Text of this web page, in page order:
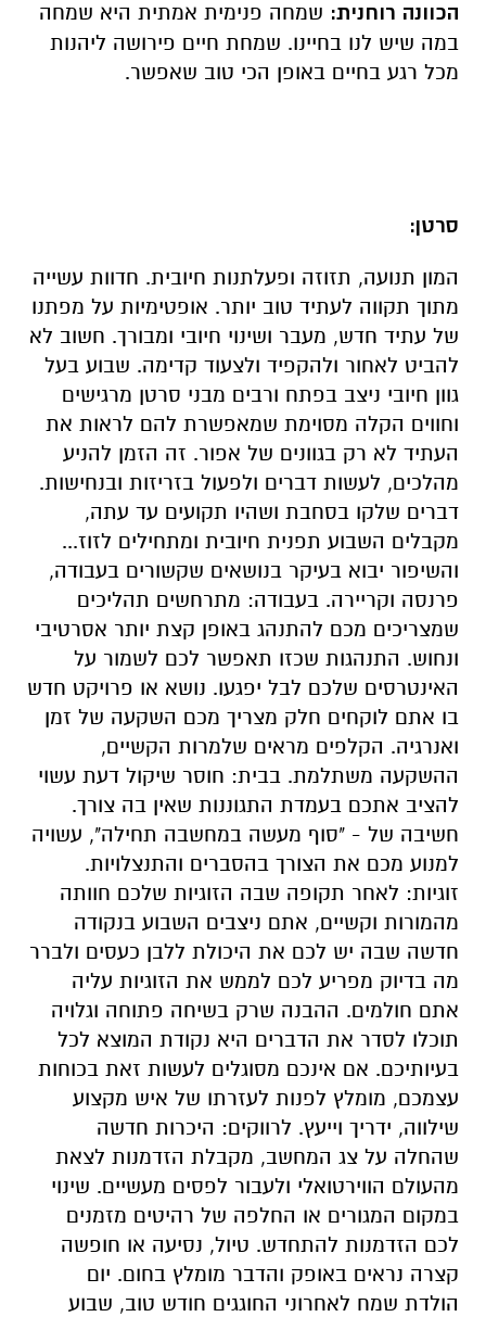
הכוונה רוחנית: שמחה פנימית אמתית היא שמחה
במה שיש לנו בחיינו. שמחת חיים פירושה ליהנות
מכל רגע בחיים באופן הכי טוב שאפשר.
סרטן:
המון תנועה, תזוזה ופעלתנות חיובית. חדוות עשייה
מתוך תקווה לעתיד טוב יותר. אופטימיות על מפתנו
של עתיד חדש, מעבר ושינוי חיובי ומבורך. חשוב לא
להביט לאחור ולהקפיד ולצעוד קדימה. שבוע בעל
גוון חיובי ניצב בפתח ורבים מבני סרטן מרגישים
וחווים הקלה מסוימת שמאפשרת להם לראות את
העתיד לא רק בגוונים של אפור. זה הזמן להניע
מהלכים, לעשות דברים ולפעול בזריזות ובנחישות.
דברים שלקו בסחבת ושהיו תקועים עד עתה,
מקבלים השבוע תפנית חיובית ומתחילים לזוז...
והשיפור יבוא בעיקר בנושאים שקשורים בעבודה,
פרנסה וקריירה. בעבודה: מתרחשים תהליכים
שמצריכים מכם להתנהג באופן קצת יותר אסרטיבי
ונחוש. התנהגות שכזו תאפשר לכם לשמור על
האינטרסים שלכם לבל יפגעו. נושא או פרויקט חדש
בו אתם לוקחים חלק מצריך מכם השקעה של זמן
ואנרגיה. הקלפים מראים שלמרות הקשיים,
ההשקעה משתלמת. בבית: חוסר שיקול דעת עשוי
להציב אתכם בעמדת התגוננות שאין בה צורך.
חשיבה של - "סוף מעשה במחשבה תחילה", עשויה
למנוע מכם את הצורך בהסברים והתנצלויות.
זוגיות: לאחר תקופה שבה הזוגיות שלכם חוותה
מהמורות וקשיים, אתם ניצבים השבוע בנקודה
חדשה שבה יש לכם את היכולת ללבן כעסים ולברר
מה בדיוק מפריע לכם לממש את הזוגיות עליה
אתם חולמים. ההבנה שרק בשיחה פתוחה וגלויה
תוכלו לסדר את הדברים היא נקודת המוצא לכל
בעיותיכם. אם אינכם מסוגלים לעשות זאת בכוחות
עצמכם, מומלץ לפנות לעזרתו של איש מקצוע
שילווה, ידריך וייעץ. לרווקים: היכרות חדשה
שהחלה על צג המחשב, מקבלת הזדמנות לצאת
מהעולם הווירטואלי ולעבור לפסים מעשיים. שינוי
במקום המגורים או החלפה של רהיטים מזמנים
לכם הזדמנות להתחדש. טיול, נסיעה או חופשה
קצרה נראים באופק והדבר מומלץ בחום. יום
הולדת שמח לאחרוני החוגגים חודש טוב, שבוע